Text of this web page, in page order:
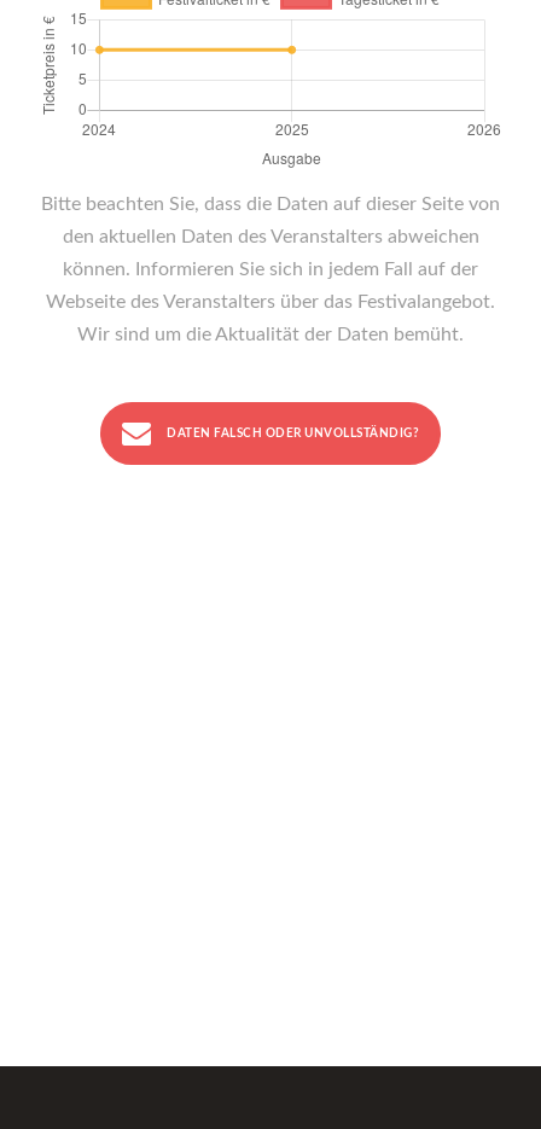
Bitte beachten Sie, dass die Daten auf dieser Seite von
den aktuellen Daten des Veranstalters abweichen
können. Informieren Sie sich in jedem Fall auf der
Webseite des Veranstalters über das Festivalangebot.
Wir sind um die Aktualität der Daten bemüht.
DATEN FALSCH ODER UNVOLLSTÄNDIG?